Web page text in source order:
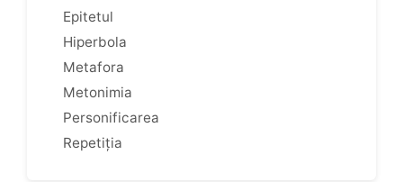
Epitetul
Hiperbola
Metafora
Metonimia
Personificarea
Repetiția